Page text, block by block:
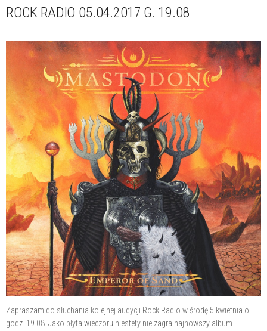
ROCK RADIO 05.04.2017 G. 19.08
Zapraszam do słuchania kolejnej audycji Rock Radio w środę 5 kwietnia o
godz. 19.08. Jako płyta wieczoru niestety nie zagra najnowszy album